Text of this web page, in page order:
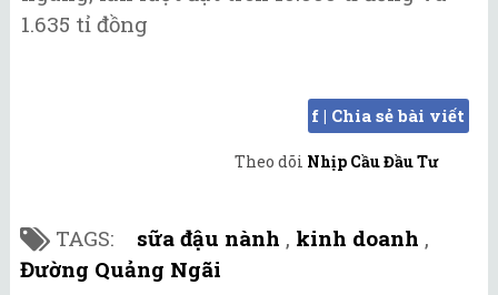
1.635 tỉ đồng
f | Chia sẻ bài viết
Theo dõi Nhịp Cầu Đầu Tư
TAGS: sữa đậu nành , kinh doanh ,
Đường Quảng Ngãi